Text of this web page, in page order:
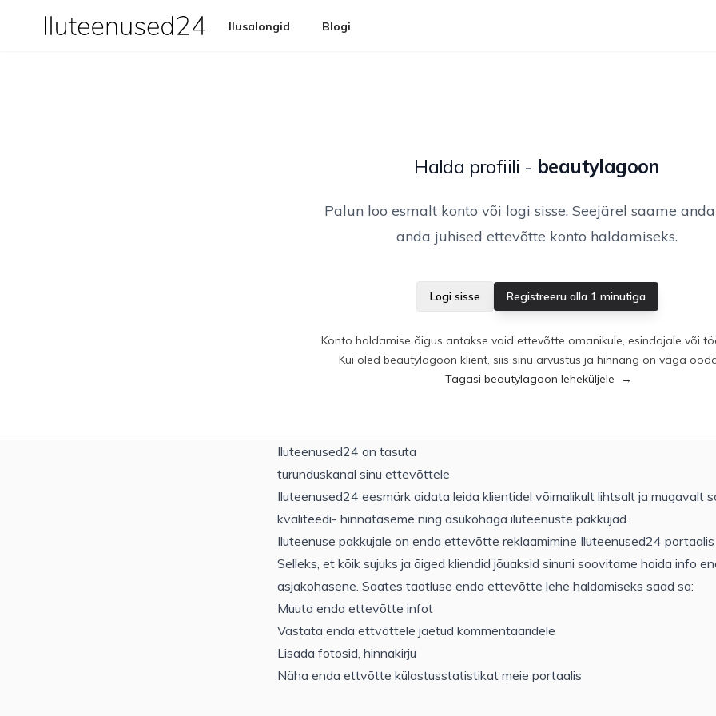
Ilusalongid Blogi
Halda profiili - beautylagoon
Palun loo esmalt konto või logi sisse. Seejärel saame
anda juhised ettevõtte konto haldamiseks.
Logi sisse Registreeru alla 1 minutiga
Konto haldamise õigus antakse vaid ettevõtte omanikule, esindajale või
Kui oled beautylagoon klient, siis sinu arvustus ja hinnang on väga
Tagasi beautylagoon leheküljele
→
Iluteenused24 on tasuta
turunduskanal sinu ettevõttele
Iluteenused24 eesmärk aidata leida klientidel võimalikult lihtsalt ja mugavalt
kvaliteedi- hinnataseme ning asukohaga iluteenuste pakkujad.
Iluteenuse pakkujale on enda ettevõtte reklaamimine Iluteenused24 portaalis
Selleks, et kõik sujuks ja õiged kliendid jõuaksid sinuni soovitame hoida info
asjakohasene. Saates taotluse enda ettevõtte lehe haldamiseks saad sa:
Muuta enda ettevõtte infot
Vastata enda ettvõttele jäetud kommentaaridele
Lisada fotosid, hinnakirju
Näha enda ettvõtte külastusstatistikat meie portaalis